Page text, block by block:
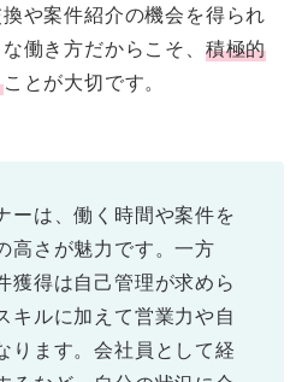
や案件紹介の機会を得られ
働き方だからこそ、 積極的
ことが大切です。
ーは、働く時間や案件を
高さが魅力です。一方
獲得は自己管理が求めら
キルに加えて営業力や自
ります。会社員として経